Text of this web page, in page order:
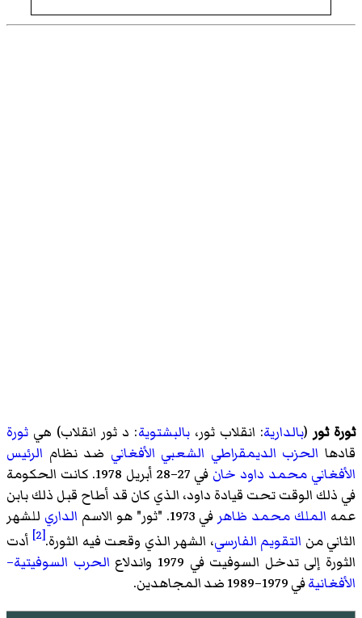
ثورة ثور (بالدارية: انقلاب ثور،بالبشتوية: د ثور انقلاب) هي ثورة
قادها الحزب الديمقراطي الشعبي الأفغاني ضد نظام الرئيس
الأفغاني محمد داود خان
في 27–28 أبريل 1978. كانت الحكومة
في ذلك الوقت تحت قيادة داود، الذي كان قد أطاح قبل ذلك بابن
عمه الملك محمد ظاهر في 1973. "ثور" هو الاسم الداري للشهر
الثاني من التقويم الفارسي، الشهر الذي وقعت فيه الثورة.[2]
أدت
الثورة إلى تدخل السوفيت في 1979 واندلاع
الحرب السوفيتية–
الأفغانيةفي 1979–1989 ضد المجاهدين.